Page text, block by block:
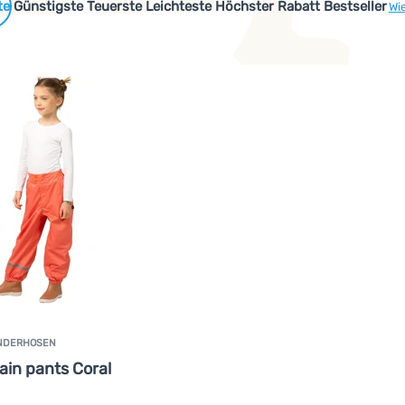
Günstigste Teuerste Leichteste Höchster Rabatt Bestseller
Produkte
oder recycelten Materialien hergestellt werden oder
pants Coral